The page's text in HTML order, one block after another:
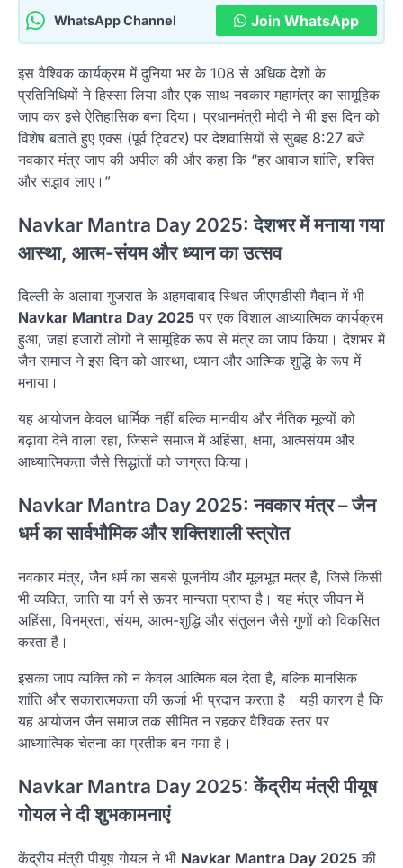
WhatsApp Channel Join WhatsApp
इस वैश्विक कार्यक्रम में दुनिया भर के 108 से अधिक देशों के
प्रतिनिधियों ने हिस्सा लिया और एक साथ नवकार महामंत्र का सामूहिक
जाप कर इसे ऐतिहासिक बना दिया। प्रधानमंत्री मोदी ने भी इस दिन को
विशेष बताते हुए एक्स (पूर्व ट्विटर) पर देशवासियों से सुबह 8:27 बजे
नवकार मंत्र जाप की अपील की और कहा कि “हर आवाज शांति, शक्ति
और सद्भाव लाए।”
Navkar Mantra Day 2025: देशभर में मनाया गया
आस्था, आत्म-संयम और ध्यान का उत्सव
दिल्ली के अलावा गुजरात के अहमदाबाद स्थित जीएमडीसी मैदान में भी
Navkar Mantra Day 2025 पर एक विशाल आध्यात्मिक कार्यक्रम
हुआ, जहां हजारों लोगों ने सामूहिक रूप से मंत्र का जाप किया। देशभर में
जैन समाज ने इस दिन को आस्था, ध्यान और आत्मिक शुद्धि के रूप में
मनाया।
यह आयोजन केवल धार्मिक नहीं बल्कि मानवीय और नैतिक मूल्यों को
बढ़ावा देने वाला रहा, जिसने समाज में अहिंसा, क्षमा, आत्मसंयम और
आध्यात्मिकता जैसे सिद्धांतों को जाग्रत किया।
Navkar Mantra Day 2025: नवकार मंत्र – जैन
धर्म का सार्वभौमिक और शक्तिशाली स्त्रोत
नवकार मंत्र, जैन धर्म का सबसे पूजनीय और मूलभूत मंत्र है, जिसे किसी
भी व्यक्ति, जाति या वर्ग से ऊपर मान्यता प्राप्त है। यह मंत्र जीवन में
अहिंसा, विनम्रता, संयम, आत्म-शुद्धि और संतुलन जैसे गुणों को विकसित
करता है।
इसका जाप व्यक्ति को न केवल आत्मिक बल देता है, बल्कि मानसिक
शांति और सकारात्मकता की ऊर्जा भी प्रदान करता है। यही कारण है कि
यह आयोजन जैन समाज तक सीमित न रहकर वैश्विक स्तर पर
आध्यात्मिक चेतना का प्रतीक बन गया है।
Navkar Mantra Day 2025: केंद्रीय मंत्री पीयूष
गोयल ने दी शुभकामनाएं
केंद्रीय मंत्री पीयूष गोयल ने भी Navkar Mantra Day 2025 की